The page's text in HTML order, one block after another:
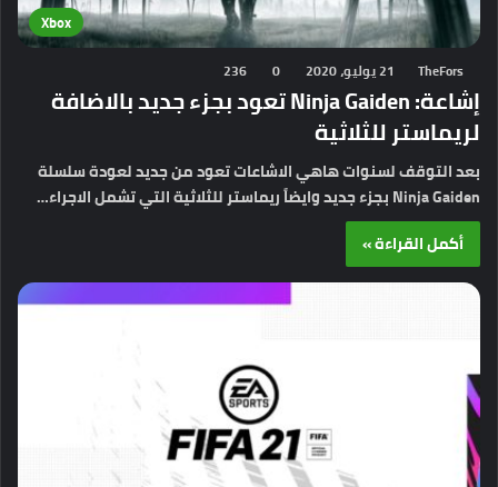
Xbox
TheFors 21 يوليو، 2020 0
236
إشاعة: Ninja Gaiden تعود بجزء جديد بالاضافة
لريماستر للثلاثية
بعد التوقف لسنوات هاهي الاشاعات تعود من جديد لعودة سلسلة
Ninja Gaiden بجزء جديد وايضاً ريماستر للثلاثية التي تشمل الاجراء…
أكمل القراءة »